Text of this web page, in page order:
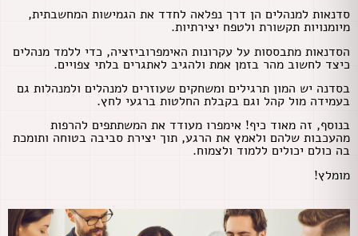
סדנאות למנהלים הן דרך נפלאה לחדד את הגמישות המחשבתית,
מיומנויות תקשורת ולטפח יצירתיות.
הסדנאות מתבססות על עקרונות האימפרוביזציה, כדי ללמד מנהלים
כיצד לחשוב מהר בזמן אמת ולהגיב לאתגרים בלתי צפויים.
בסדנה יש המון תרגילים ומשחקים שעוזרים למנהלים ולמנהלות גם
בעמידה מול קהל וגם בקבלת החלטות ברגעי לחץ.
בנוסף, זה מאוד כיף! אימפרו מעודד את המשתתפים להרפות
מהעכבות שלהם ולאמץ את הרגע, תוך יצירת סביבה בטוחה ותומכת
בה כולם יכולים ללמוד ולצמוח.
מומלץ!